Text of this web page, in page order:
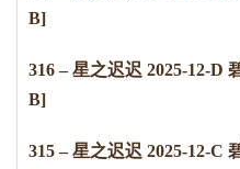
B]
316 – 星之迟迟 2025-12-D
B]
315 – 星之迟迟 2025-12-C